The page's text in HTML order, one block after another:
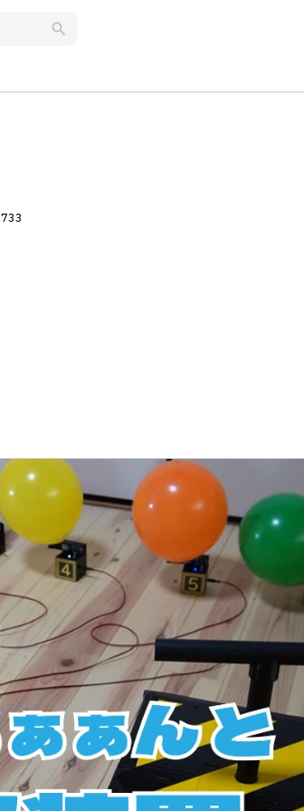
search
733